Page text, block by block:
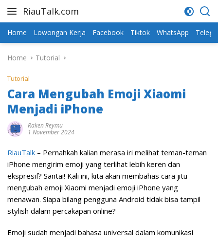
RiauTalk.com
Update
Terkini
Home Lowongan Kerja Facebook Tiktok WhatsApp
Home Tutorial
Tutorial
Cara Mengubah Emoji Xiaomi
Menjadi iPhone
Raken Reymu
1 November 2024
RiauTalk – Pernahkah kalian merasa iri melihat teman-teman
iPhone mengirim emoji yang terlihat lebih keren dan
ekspresif? Santai! Kali ini, kita akan membahas cara jitu
mengubah emoji Xiaomi menjadi emoji iPhone yang
menawan. Siapa bilang pengguna Android tidak bisa tampil
stylish dalam percakapan online?
Emoji sudah menjadi bahasa universal dalam komunikasi